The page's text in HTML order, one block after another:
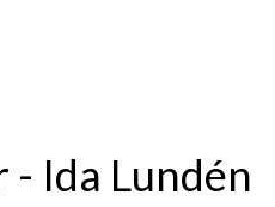
- Ida Lundén